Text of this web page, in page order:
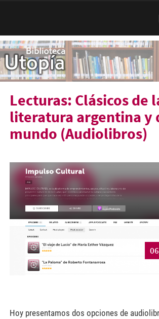
Lecturas: Clásicos de
literatura argentina y
mundo (Audiolibros)
Hoy presentamos dos opciones de